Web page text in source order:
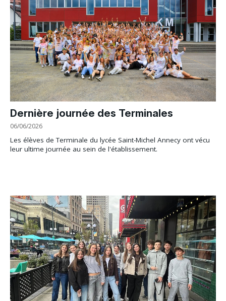
Dernière journée des Terminales
06/06/2026
Les élèves de Terminale du lycée Saint-Michel Annecy ont vécu
leur ultime journée au sein de l'établissement.